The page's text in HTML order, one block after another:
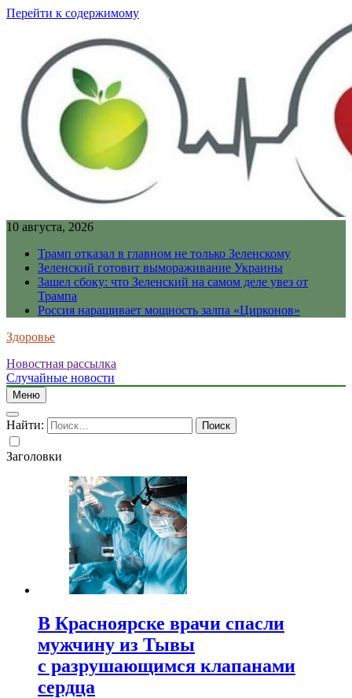
Перейти к содержимому
10 августа, 2026
Трамп отказал в главном не только Зеленскому
Зеленский готовит вымораживание Украины
Зашел сбоку: что Зеленский на самом деле увез от
Трампа
Россия наращивает мощность залпа «Цирконов»
Здоровье
Новостная рассылка
Случайные новости
Меню
Найти:
Заголовки
В Красноярске врачи спасли
мужчину из Тывы
с разрушающимся клапанами
сердца